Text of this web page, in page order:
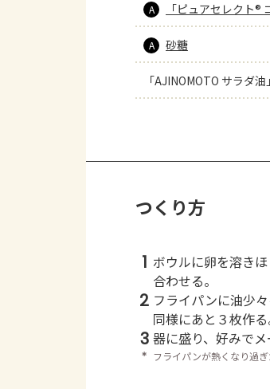
A 「ピュアセレクト®
A 砂糖
「AJINOMOTO サラダ油」
つくり方
1 ボウルに卵を溶きほ
合わせる。
2 フライパンに油少
同様にあと３枚作る
3 器に盛り、好みでメ
＊ フライパンが熱くなり過